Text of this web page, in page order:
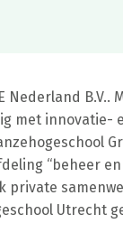
B.V..
met innovatie-
“beheer en
private
Utrecht